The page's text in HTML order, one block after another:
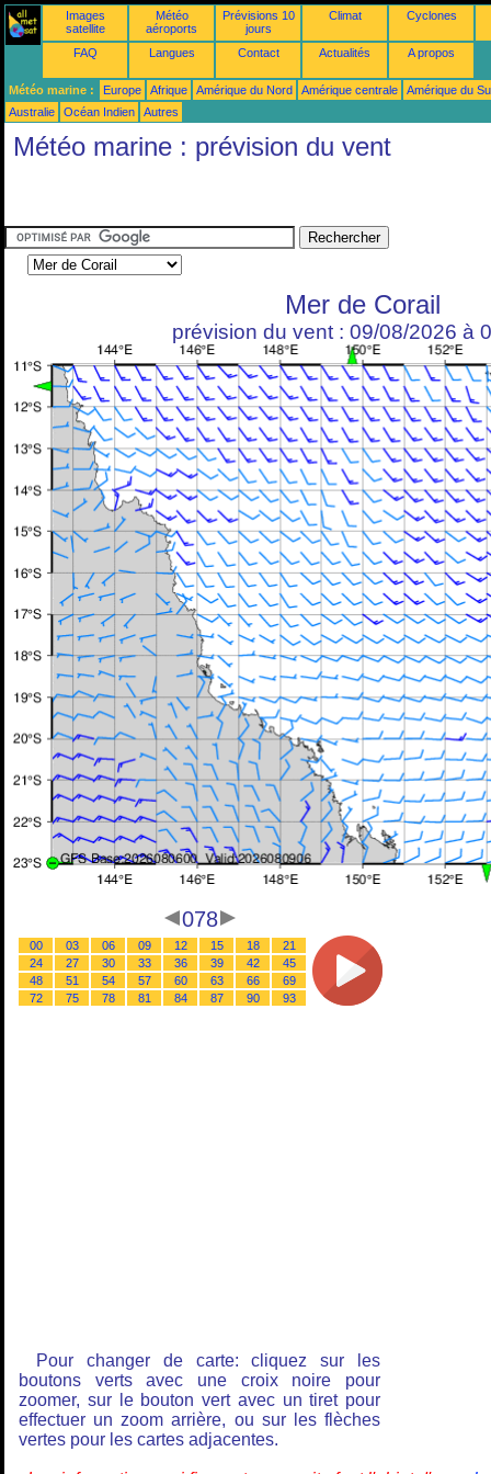
Images
satellite
Météo
aéroports
Prévisions 10
jours
Climat Cyclones
FAQ Langues Contact Actualités A propos
Météo marine : Europe Afrique Amérique du Nord Amérique centrale
Amérique du
Australie
Océan Indien Autres
Météo marine : prévision du vent
Mer de Corail
prévision du vent : 09/08/2026 à
078
00 03 06 09 12 15 18
21
24
27 30 33 36 39 42
45
48
51 54 57 60 63 66
69
72
75 78 81 84 87 90 93
Pour changer de carte: cliquez sur les
boutons verts avec une croix noire pour
zoomer, sur le bouton vert avec un tiret pour
effectuer un zoom arrière, ou sur les flèches
vertes pour les cartes adjacentes.